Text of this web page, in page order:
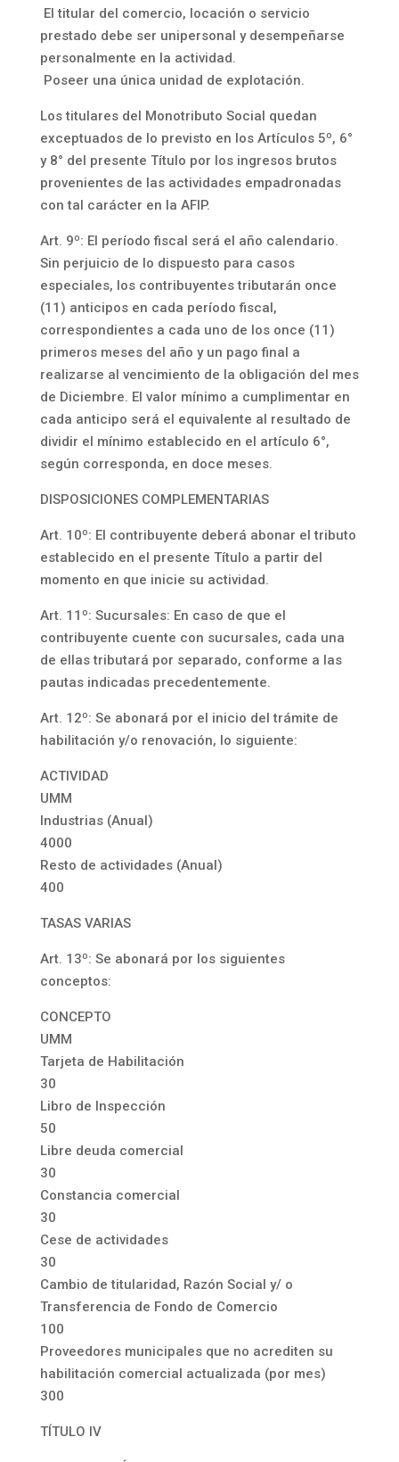
El titular del comercio, locación o servicio
prestado debe ser unipersonal y desempeñarse
personalmente en la actividad.
Poseer una única unidad de explotación.
Los titulares del Monotributo Social quedan
exceptuados de lo previsto en los Artículos 5º, 6°
y 8° del presente Título por los ingresos brutos
provenientes de las actividades empadronadas
con tal carácter en la AFIP.
Art. 9º: El período fiscal será el año calendario.
Sin perjuicio de lo dispuesto para casos
especiales, los contribuyentes tributarán once
(11) anticipos en cada período fiscal,
correspondientes a cada uno de los once (11)
primeros meses del año y un pago final a
realizarse al vencimiento de la obligación del mes
de Diciembre. El valor mínimo a cumplimentar en
cada anticipo será el equivalente al resultado de
dividir el mínimo establecido en el artículo 6°,
según corresponda, en doce meses.
DISPOSICIONES COMPLEMENTARIAS
Art. 10º: El contribuyente deberá abonar el tributo
establecido en el presente Título a partir del
momento en que inicie su actividad.
Art. 11º: Sucursales: En caso de que el
contribuyente cuente con sucursales, cada una
de ellas tributará por separado, conforme a las
pautas indicadas precedentemente.
Art. 12º: Se abonará por el inicio del trámite de
habilitación y/o renovación, lo siguiente:
ACTIVIDAD
UMM
Industrias (Anual)
4000
Resto de actividades (Anual)
400
TASAS VARIAS
Art. 13º: Se abonará por los siguientes
conceptos:
CONCEPTO
UMM
Tarjeta de Habilitación
30
Libro de Inspección
50
Libre deuda comercial
30
Constancia comercial
30
Cese de actividades
30
Cambio de titularidad, Razón Social y/ o
Transferencia de Fondo de Comercio
100
Proveedores municipales que no acrediten su
habilitación comercial actualizada (por mes)
300
TÍTULO IV